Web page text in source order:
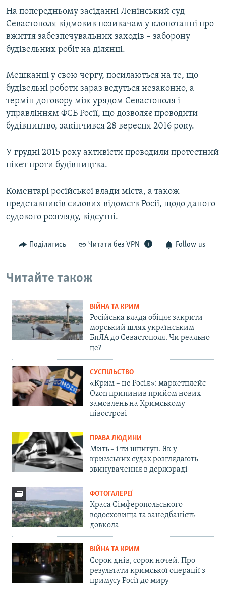
На попередньому засіданні Ленінський суд
Севастополя відмовив позивачам у клопотанні про
вжиття забезпечувальних заходів – заборону
будівельних робіт на ділянці.
Мешканці у свою чергу, посилаються на те, що
будівельні роботи зараз ведуться незаконно, а
термін договору між урядом Севастополя і
управлінням ФСБ Росії, що дозволяє проводити
будівництво, закінчився 28 вересня 2016 року.
У грудні 2015 року активісти проводили протестний
пікет проти будівництва.
Коментарі російської влади міста, а також
представників силових відомств Росії, щодо даного
судового розгляду, відсутні.
Поділитись Читати без VPN Follow us
Читайте також
ВІЙНА ТА КРИМ
Російська влада обіцяє закрити
морський шлях українським
БпЛА до Севастополя. Чи реально
це?
СУСПІЛЬСТВО
«Крим – не Росія»: маркетплейс
Ozon припинив прийом нових
замовлень на Кримському
півострові
ПРАВА ЛЮДИНИ
Мить – і ти шпигун. Як у
кримських судах розглядають
звинувачення в держзраді
ФОТОГАЛЕРЕЇ
Краса Сімферопольського
водосховища та занедбаність
довкола
ВІЙНА ТА КРИМ
Сорок днів, сорок ночей. Про
результати кримської операції з
примусу Росії до миру